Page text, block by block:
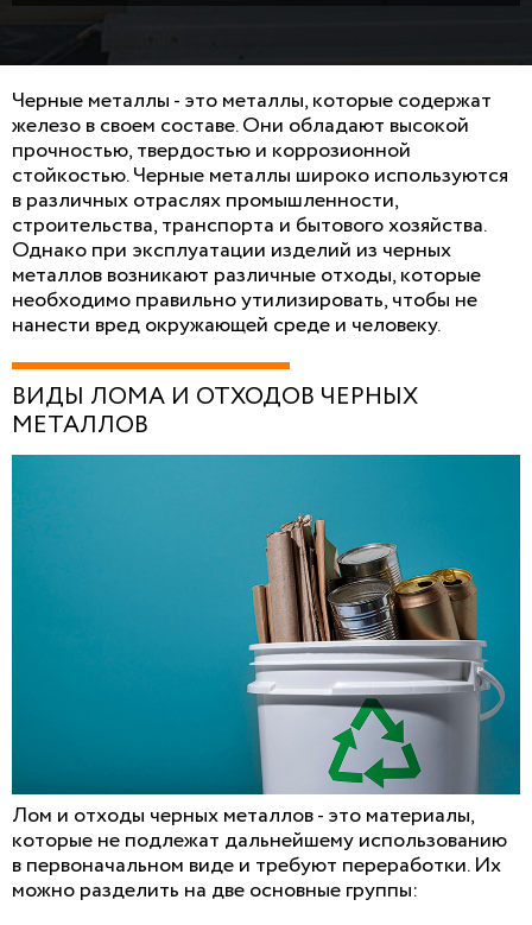
Черные металлы - это металлы, которые содержат
железо в своем составе. Они обладают высокой
прочностью, твердостью и коррозионной
стойкостью. Черные металлы широко используются
в различных отраслях промышленности,
строительства, транспорта и бытового хозяйства.
Однако при эксплуатации изделий из черных
металлов возникают различные отходы, которые
необходимо правильно утилизировать, чтобы не
нанести вред окружающей среде и человеку.
ВИДЫ ЛОМА И ОТХОДОВ ЧЕРНЫХ
МЕТАЛЛОВ
Лом и отходы черных металлов - это материалы,
которые не подлежат дальнейшему использованию
в первоначальном виде и требуют переработки. Их
можно разделить на две основные группы: